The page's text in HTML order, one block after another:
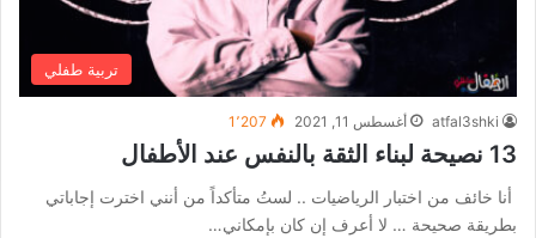
تربية طفلي
atfal3shki أغسطس 11, 2021 1٬207
13 نصيحة لبناء الثقة بالنفس عند الأطفال
أنا خائف من اختبار الرياضيات .. لستُ متأكداً من أنني اخترت إجاباتي
بطريقة صحيحة … لا أعرف إن كان بإمكاني…